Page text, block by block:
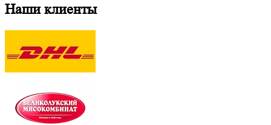
Наши клиенты